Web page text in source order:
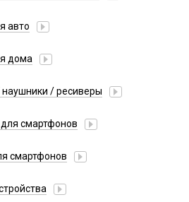
авто
автовизитки
дома
наушники / ресиверы
C
смартфонов
смартфонов